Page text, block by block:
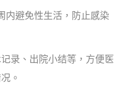
避免性生活，防止感染
、出院小结等，方便医
。